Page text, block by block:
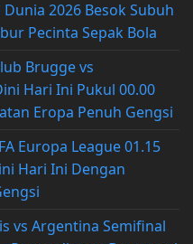
2026 Besok Subuh
Pecinta Sepak Bola
Brugge vs
Hari Ini Pukul 00.00
Eropa Penuh Gengsi
Europa League 01.15
Hari Ini Dengan
vs Argentina Semifinal